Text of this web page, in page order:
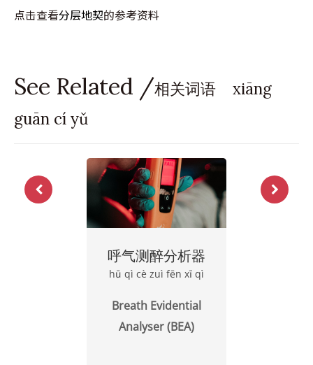
点击查看分层地契的参考资料
See Related /相关词语 xiāng
guān cí yǔ
呼气测醉分析器
hū qì cè zuì fēn xī qì
Breath Evidential
Analyser (BEA)